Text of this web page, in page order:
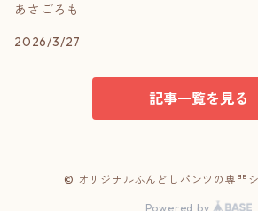
あさごろも
2026/3/27
記事一覧を見る
© オリジナルふんどしパンツの専門
Powered by